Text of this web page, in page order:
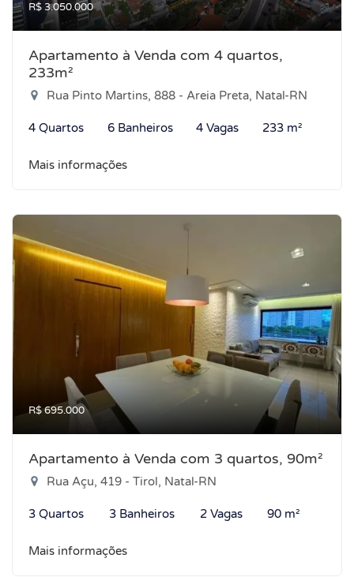
R$ 3.050.000
Apartamento à Venda com 4 quartos,
233m²
Rua Pinto Martins, 888 - Areia Preta, Natal-RN
4 Quartos 6 Banheiros 4 Vagas 233 m²
Mais informações
R$ 695.000
Apartamento à Venda com 3 quartos, 90m²
Rua Açu, 419 - Tirol, Natal-RN
3 Quartos 3 Banheiros 2 Vagas 90 m²
Mais informações